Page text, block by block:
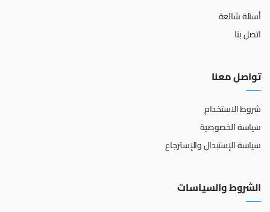
أسئلة شائعة
اتصل بنا
تواصل معنا
شروط الاستخدام
سياسة الخصوصية
سياسة الإستبدال والإسترجاع
الشروط والسياسات